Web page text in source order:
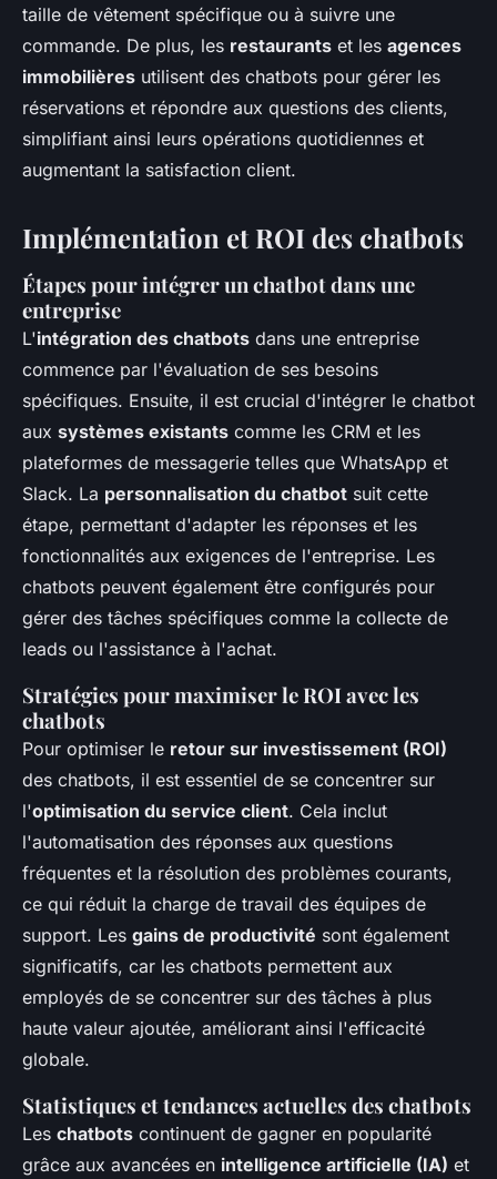
taille de vêtement spécifique ou à suivre une
commande. De plus, les restaurants et les agences
immobilières utilisent des chatbots pour gérer les
réservations et répondre aux questions des clients,
simplifiant ainsi leurs opérations quotidiennes et
augmentant la satisfaction client.
Implémentation et ROI des chatbots
Étapes pour intégrer un chatbot dans une
entreprise
L'intégration des chatbots dans une entreprise
commence par l'évaluation de ses besoins
spécifiques. Ensuite, il est crucial d'intégrer le chatbot
aux systèmes existants comme les CRM et les
plateformes de messagerie telles que WhatsApp et
Slack. La personnalisation du chatbot suit cette
étape, permettant d'adapter les réponses et les
fonctionnalités aux exigences de l'entreprise. Les
chatbots peuvent également être configurés pour
gérer des tâches spécifiques comme la collecte de
leads ou l'assistance à l'achat.
Stratégies pour maximiser le ROI avec les
chatbots
Pour optimiser le retour sur investissement (ROI)
des chatbots, il est essentiel de se concentrer sur
l'optimisation du service client. Cela inclut
l'automatisation des réponses aux questions
fréquentes et la résolution des problèmes courants,
ce qui réduit la charge de travail des équipes de
support. Les gains de productivité sont également
significatifs, car les chatbots permettent aux
employés de se concentrer sur des tâches à plus
haute valeur ajoutée, améliorant ainsi l'efficacité
globale.
Statistiques et tendances actuelles des chatbots
Les chatbots continuent de gagner en popularité
grâce aux avancées en intelligence artificielle (IA) et